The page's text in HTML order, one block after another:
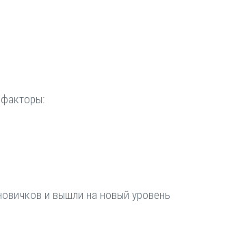
и вышли на новый уровень